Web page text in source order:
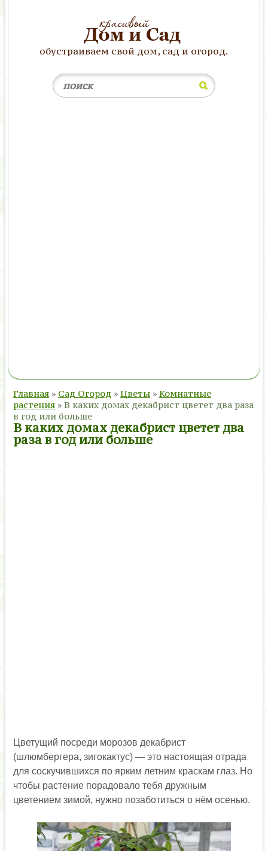
обустраиваем свой дом, сад и огород.
Главная » Сад Огород » Цветы » Комнатные
растения » В каких домах декабрист цветет два раза
в год или больше
В каких домах декабрист цветет два
раза в год или больше
Цветущий посреди морозов декабрист
(шлюмбергера, зигокактус) — это настоящая отрада
для соскучившихся по ярким летним краскам глаз. Но
чтобы растение порадовало тебя дружным
цветением зимой, нужно позаботиться о нём осенью.